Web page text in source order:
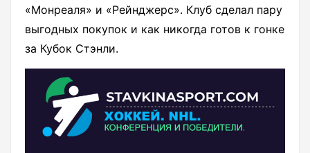
«Монреаля» и «Рейнджерс». Клуб сделал пару
выгодных покупок и как никогда готов к гонке
за Кубок Стэнли.